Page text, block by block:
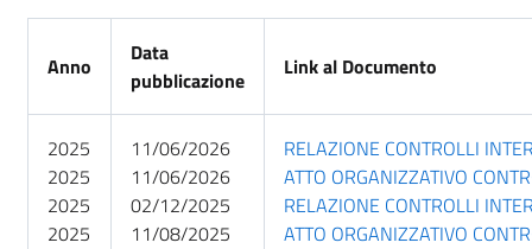
Anno
Data
pubblicazione
Link al Documento
2025
2025
2025
2025
11/06/2026
11/06/2026
02/12/2025
11/08/2025
RELAZIONE CONTROLLI
ATTO ORGANIZZATIVO
RELAZIONE CONTROLLI
ATTO ORGANIZZATIVO